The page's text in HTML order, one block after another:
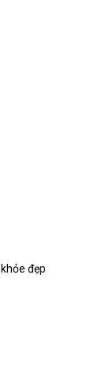
đẹp